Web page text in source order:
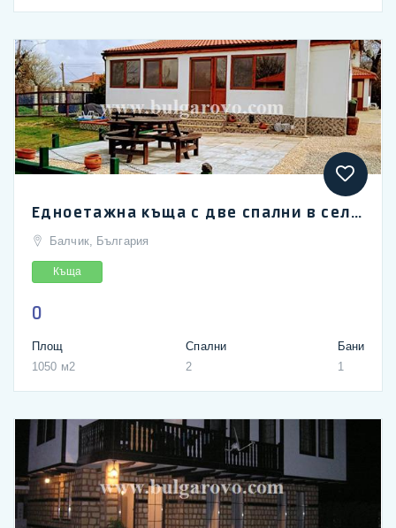
Едноетажна къща с две спални в село Дъбрава край Балчик
Балчик, България
Къща
0
Площ
1050 м2
Спални
2
Бани
1